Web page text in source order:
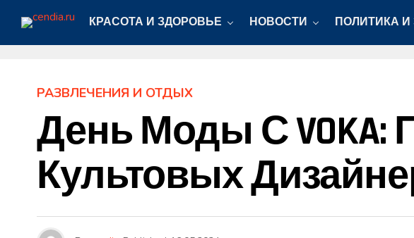
КРАСОТА И ЗДОРОВЬЕ НОВОСТИ ПОЛИТИКА
РАЗВЛЕЧЕНИЯ И ОТДЫХ
День Моды С
Культовых